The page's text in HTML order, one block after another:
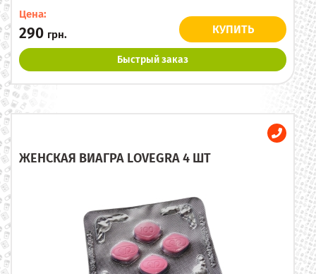
Цена:
290 грн. КУПИТЬ
Быстрый заказ
ЖЕНСКАЯ ВИАГРА LOVEGRA 4 ШТ